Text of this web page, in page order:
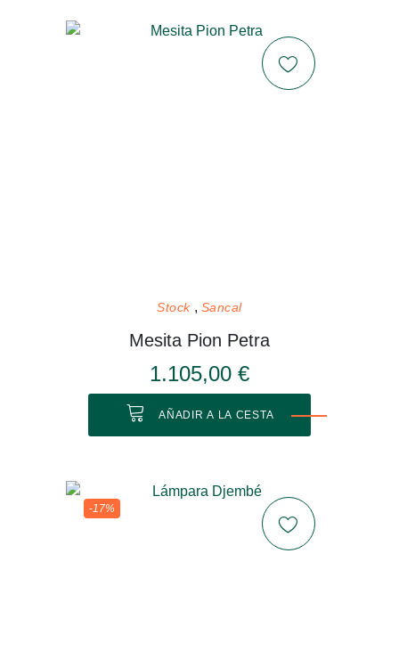
Stock Sancal
Mesita Pion Petra
1.105,00 €
AÑADIR A LA CESTA
-17%